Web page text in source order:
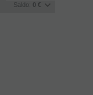
Saldo: 0 €